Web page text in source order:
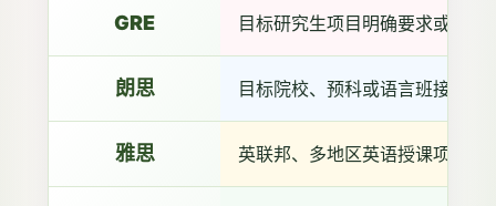
GRE 目标研究生项目明确要求或建议
朗思 目标院校、预科或语言班接受朗
雅思 英联邦、多地区英语授课项目或